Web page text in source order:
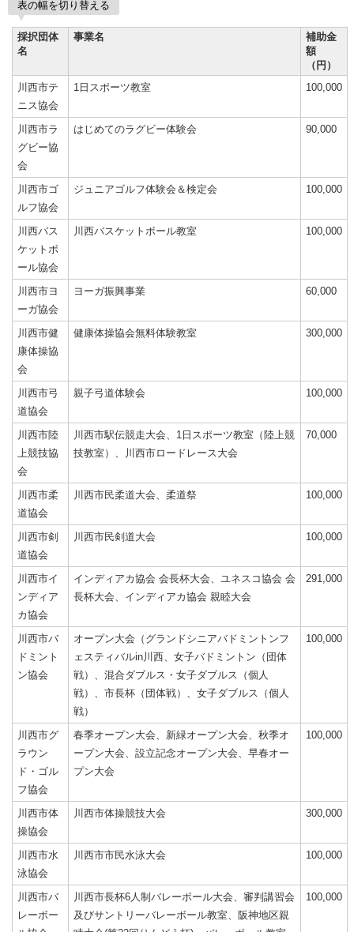
表の幅を切り替える
採択団体
名
事業名
補助金
額
（円）
川西市テ
ニス協会
1日スポーツ教室 100,000
川西市ラ
グビー協
会
はじめてのラグビー体験会 90,000
川西市ゴ
ルフ協会
ジュニアゴルフ体験会＆検定会 100,000
川西バス
ケットボ
ール協会
川西バスケットボール教室 100,000
川西市ヨ
ーガ協会
ヨーガ振興事業 60,000
川西市健
康体操協
会
健康体操協会無料体験教室 300,000
川西市弓
道協会
親子弓道体験会 100,000
川西市陸
上競技協
会
川西市駅伝競走大会、1日スポーツ教室（陸上競
技教室）、川西市ロードレース大会
70,000
川西市柔
道協会
川西市民柔道大会、柔道祭 100,000
川西市剣
道協会
川西市民剣道大会 100,000
川西市イ
ンディア
カ協会
インディアカ協会 会長杯大会、ユネスコ協会 会
長杯大会、インディアカ協会 親睦大会
291,000
川西市バ
ドミント
ン協会
オープン大会（グランドシニアバドミントンフ
ェスティバルin川西、女子バドミントン（団体
戦）、混合ダブルス・女子ダブルス（個人
戦）、市長杯（団体戦）、女子ダブルス（個人
戦）
100,000
川西市グ
ラウン
ド・ゴル
フ協会
春季オープン大会、新緑オープン大会、秋季オ
ープン大会、設立記念オープン大会、早春オー
プン大会
100,000
川西市体
操協会
川西市体操競技大会 300,000
川西市水
泳協会
川西市市民水泳大会 100,000
川西市バ
レーボー
川西市長杯6人制バレーボール大会、審判講習会
及びサントリーバレーボール教室、阪神地区親
100,000